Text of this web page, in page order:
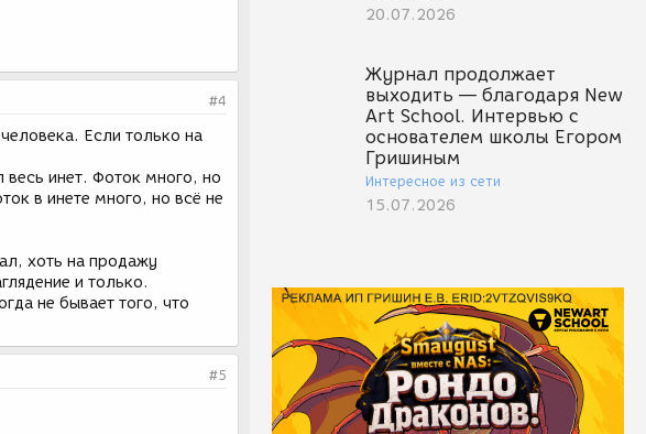
20.07.2026
Журнал продолжает
выходить — благодаря New
Art School. Интервью с
основателем школы Егором
Гришиным
Интересное из сети
15.07.2026
#4
Если только на
инет. Фоток много, но
в инете много, но всё не
хоть на продажу
и только.
не бывает того, что
#5